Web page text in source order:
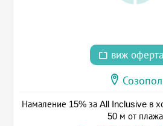
виж
Созопол
Намаление 15% за All Inclusive в
50 м от плажа